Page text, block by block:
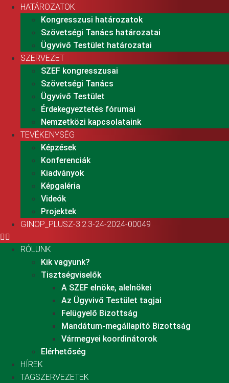
HATÁROZATOK
Kongresszusi határozatok
Szövetségi Tanács határozatai
Ügyvivő Testület határozatai
SZERVEZET
SZEF kongresszusai
Szövetségi Tanács
Ügyvivő Testület
Érdekegyeztetés fórumai
Nemzetközi kapcsolataink
TEVÉKENYSÉG
Képzések
Konferenciák
Kiadványok
Képgaléria
Videók
Projektek
GINOP_PLUSZ-3.2.3-24-2024-00049
RÓLUNK
Kik vagyunk?
Tisztségviselők
A SZEF elnöke, alelnökei
Az Ügyvivő Testület tagjai
Felügyelő Bizottság
Mandátum-megállapító Bizottság
Vármegyei koordinátorok
Elérhetőség
HÍREK
TAGSZERVEZETEK